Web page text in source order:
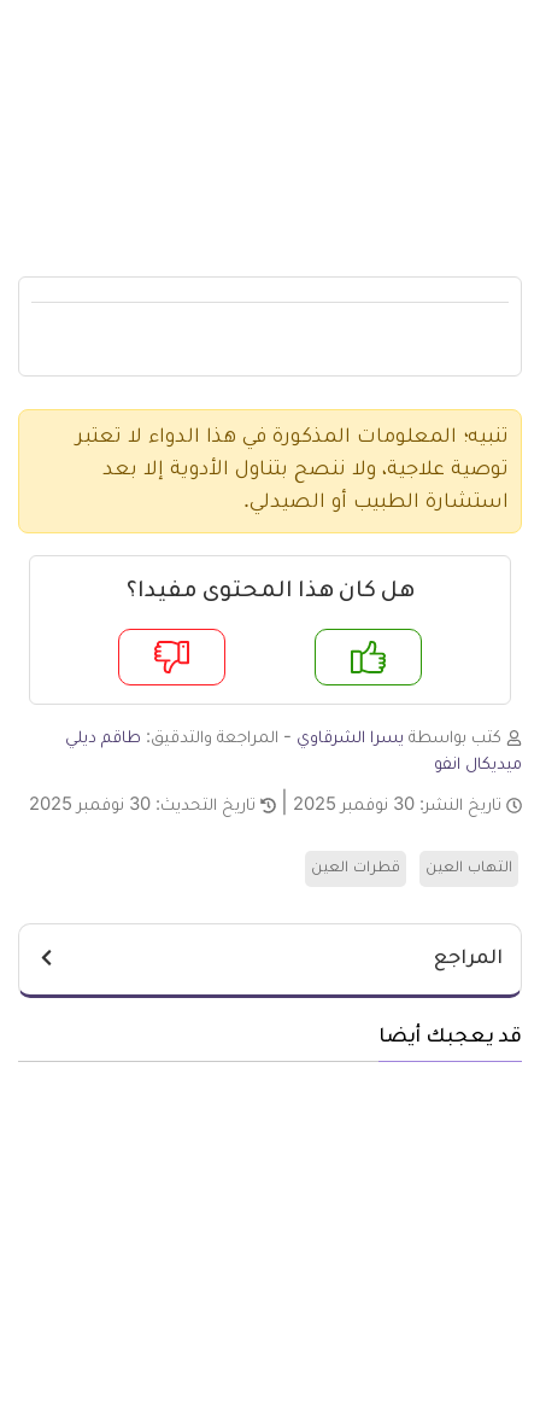
تنبيه؛ المعلومات المذكورة في هذا الدواء لا تعتبر
توصية علاجية، ولا ننصح بتناول الأدوية إلا بعد
استشارة الطبيب أو الصيدلي.
هل كان هذا المحتوى مفيدا؟
لا
كتب بواسطة يسرا الشرقاوي - المراجعة والتدقيق: طاقم ديلي
ميديكال انفو
تاريخ النشر: 30 نوفمبر 2025 تاريخ التحديث: 30 نوفمبر 2025
التهاب العين قطرات العين
المراجع
قد يعجبك أيضا